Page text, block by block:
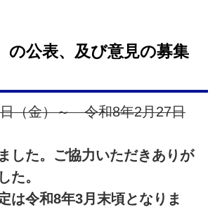
の公表、及び意見の募集
（金）～ 令和8年2月27日
した。ご協力いただきありが
た。
は令和8年3月末頃となりま